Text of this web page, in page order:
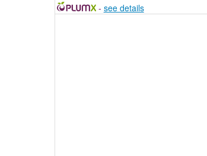
- see details